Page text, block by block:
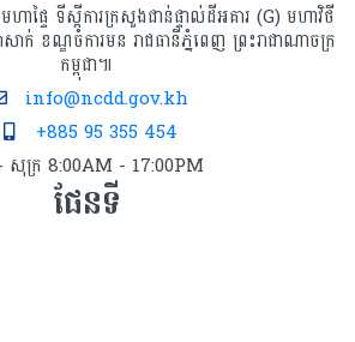
ផ្ទៃ ទីស្ដីការក្រសួង​ជាន់ផ្ទាល់ដីអគារ (G) មហាវិថី
សាក់ ខណ្ឌចំការមន រាជធានីភ្នំពេញ ព្រះរាជាណាចក្រ
កម្ពុជា៕
info@ncdd.gov.kh
+885 95 355 454
សុក្រ 8:00AM - 17:00PM
ផែនទី